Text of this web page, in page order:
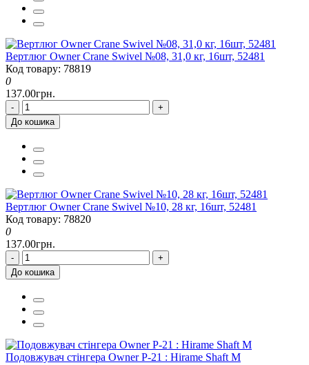
Вертлюг Owner Crane Swivel №08, 31,0 кг, 16шт, 52481
Код товару: 78819
0
137.00грн.
-
+
До кошика
Вертлюг Owner Crane Swivel №10, 28 кг, 16шт, 52481
Код товару: 78820
0
137.00грн.
-
+
До кошика
Подовжувач стінгера Owner P-21 : Hirame Shaft M